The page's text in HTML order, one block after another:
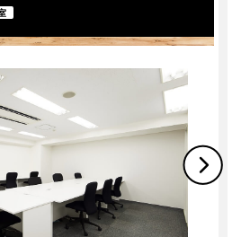
ィスタイプ変更
〜
ビス
会議室（有料）
24時間365日利用可能